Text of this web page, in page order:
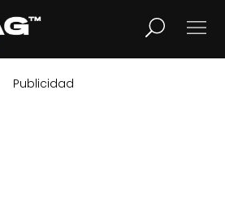
LIFESTYLE
Publicidad